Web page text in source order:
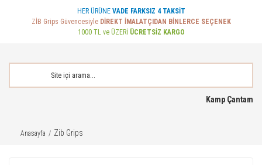
HER ÜRÜNE VADE FARKSIZ 4 TAKSİT
ZİB Grips Güvencesiyle DİREKT İMALATÇIDAN BİNLERCE SEÇENEK
1000 TL ve ÜZERİ ÜCRETSİZ KARGO
Kamp Çantam
Anasayfa Zib Grips